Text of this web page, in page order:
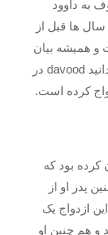
به داوود
او سال ها قبل از
و همیشه بیان
کرده است که ترکیه کشور اوست. جالب است که بدانید davood در
کرده است.
کرده بود که
پدر او از
ازدواج یک
هم چنین او